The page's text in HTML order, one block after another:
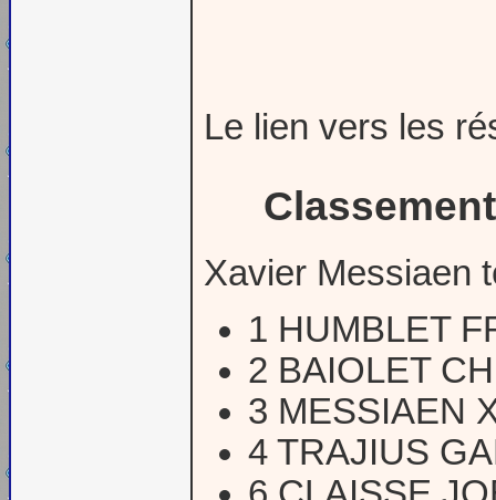
Le lien vers les
Xavier Messiaen
1 HUMBLET
2 BAIOLET
3 MESSIAEN
4 TRAJIUS